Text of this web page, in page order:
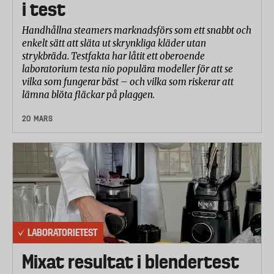
i test
Handhållna steamers marknadsförs som ett snabbt och
enkelt sätt att släta ut skrynkliga kläder utan
strykbräda. Testfakta har låtit ett oberoende
laboratorium testa nio populära modeller för att se
vilka som fungerar bäst – och vilka som riskerar att
lämna blöta fläckar på plaggen.
20 MARS
LABORATORIETEST
Mixat resultat i blendertest